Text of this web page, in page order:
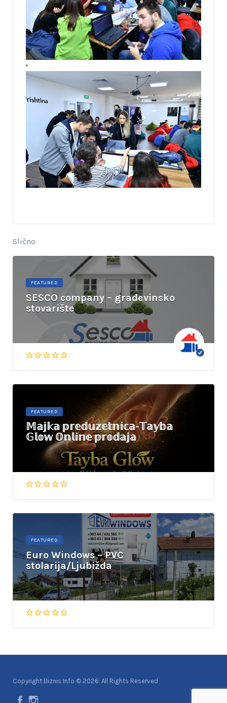
Slično
FEATURED
SESCO company – građevinsko
stovarište
FEATURED
𝕄𝕒𝕛𝕜𝕒 𝕡𝕣𝕖𝕕𝕦𝕫𝕖𝕥𝕟𝕚𝕔𝕒-𝕋𝕒𝕪𝕓𝕒
𝔾𝕝𝕠𝕨 𝕆𝕟𝕝𝕚𝕟𝕖 𝕡𝕣𝕠𝕕𝕒𝕛𝕒
FEATURED
Euro Windows – PVC
stolarija/Ljubižda
Copyright Biznis Info © 2026. All Rights Reserved